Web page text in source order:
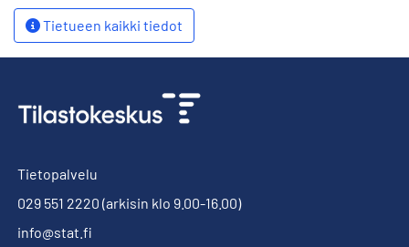
Tietueen kaikki tiedot
Tietopalvelu
029 551 2220 (arkisin klo 9.00-16.00)
info@stat.fi